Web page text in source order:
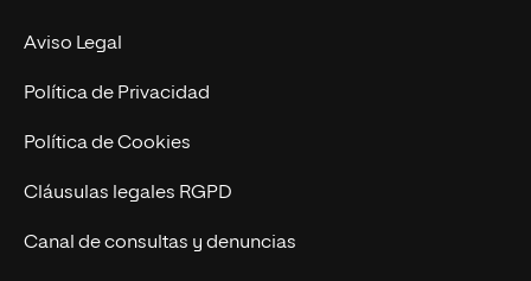
Experto Universitario
Postgrados
Cursos Universitarios
Nuestro Equipo
Trabaja en UNIR
Actualidad
UNIR Revista
Eventos
Aviso Legal
Política de Privacidad
Política de Cookies
Cláusulas legales RGPD
Canal de consultas y denuncias